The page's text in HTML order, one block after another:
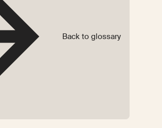
Back to glossary